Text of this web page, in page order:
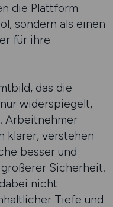
die Plattform
sondern als einen
für ihre
das die
widerspiegelt,
Arbeitnehmer
klarer, verstehen
besser und
Sicherheit.
nicht
Tiefe und